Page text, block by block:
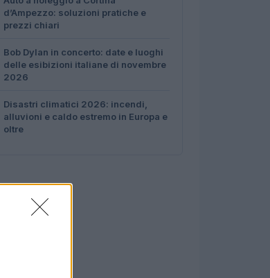
d’Ampezzo: soluzioni pratiche e
prezzi chiari
Bob Dylan in concerto: date e luoghi
delle esibizioni italiane di novembre
2026
Disastri climatici 2026: incendi,
alluvioni e caldo estremo in Europa e
oltre